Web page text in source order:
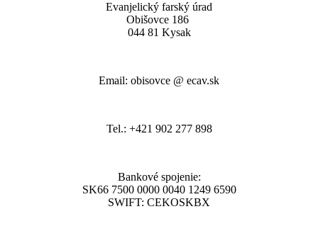
Evanjelický farský úrad
Obišovce 186
044 81 Kysak
Email: obisovce @ ecav.sk
Tel.: +421 902 277 898
Bankové spojenie:
SK66 7500 0000 0040 1249 6590
SWIFT: CEKOSKBX